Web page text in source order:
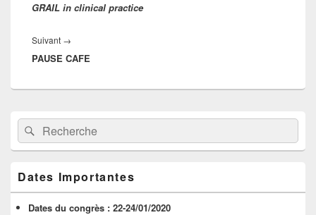
GRAIL in clinical practice
Suivant →
suivant :
PAUSE CAFE
Zone
principale
de
widget
barre
latérale
Recherche :
Rechercher
Dates Importantes
Dates du congrès : 22-24/01/2020